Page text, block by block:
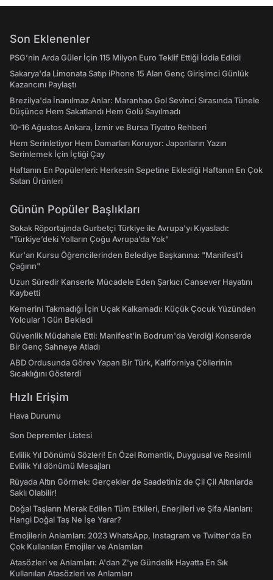
Son Eklenenler
PSG’nin Arda Güler İçin 115 Milyon Euro Teklif Ettiği İddia Edildi
Sakarya'da Limonata Satıp iPhone 15 Alan Genç Girişimci Günlük
Kazancını Paylaştı
Brezilya'da İnanılmaz Anlar: Maranhao Gol Sevinci Sırasında Tünele
Düşünce Hem Sakatlandı Hem Golü Sayılmadı
10-16 Ağustos Ankara, İzmir ve Bursa Tiyatro Rehberi
Hem Serinletiyor Hem Damarları Koruyor: Japonların Yazın
Serinlemek İçin İçtiği Çay
Haftanın En Popülerleri: Herkesin Sepetine Eklediği Haftanın En Çok
Satan Ürünleri
Günün Popüler Başlıkları
Sokak Röportajında Gurbetçi Türkiye ile Avrupa'yı Kıyasladı:
"Türkiye’deki Yolların Çoğu Avrupa’da Yok"
Kur'an Kursu Öğrencilerinden Belediye Başkanına: "Manifest’i
Çağırın"
Uzun Süredir Kanserle Mücadele Eden Şarkıcı Cansever Hayatını
Kaybetti
Kemerini Takmadığı İçin Uçak Kalkamadı: Küçük Çocuk Yüzünden
Yolcular 1 Gün Bekledi
Güvenlik Müdahale Etti: Manifest'in Bodrum'da Verdiği Konserde
Bir Genç Sahneye Atladı
ABD Ordusunda Görev Yapan Bir Türk, Kaliforniya Çöllerinin
Sıcaklığını Gösterdi
Hızlı Erişim
Hava Durumu
Son Depremler Listesi
Evlilik Yıl Dönümü Sözleri! En Özel Romantik, Duygusal ve Resimli
Evlilik Yıl dönümü Mesajları
Rüyada Altın Görmek: Gerçekler de Saadetiniz de Çil Çil Altınlarda
Saklı Olabilir!
Doğal Taşların Merak Edilen Tüm Etkileri, Enerjileri ve Şifa Alanları:
Hangi Doğal Taş Ne İşe Yarar?
Emojilerin Anlamları: 2023 WhatsApp, Instagram ve Twitter'da En
Çok Kullanılan Emojiler ve Anlamları
Atasözleri ve Anlamları: A'dan Z'ye Gündelik Hayatta En Sık
Kullanılan Atasözleri ve Anlamları